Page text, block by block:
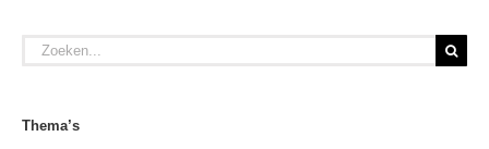
Zoeken
Thema’s